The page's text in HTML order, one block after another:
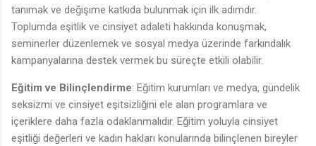
tanımak ve değişime katkıda bulunmak için ilk adımdır.
Toplumda eşitlik ve cinsiyet adaleti hakkında konuşmak,
seminerler düzenlemek ve sosyal medya üzerinde farkındalık
kampanyalarına destek vermek bu süreçte etkili olabilir.
Eğitim ve Bilinçlendirme: Eğitim kurumları ve medya, gündelik
seksizmi ve cinsiyet eşitsizliğini ele alan programlara ve
içeriklere daha fazla odaklanmalıdır. Eğitim yoluyla cinsiyet
eşitliği değerleri ve kadın hakları konularında bilinçlenen bireyler